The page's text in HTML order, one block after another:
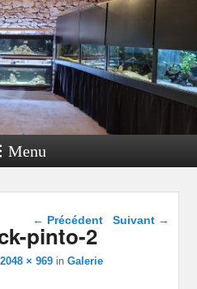
Menu
Navigation dans les
← Précédent Suivant →
pinto-2
2048 × 969 inGalerie